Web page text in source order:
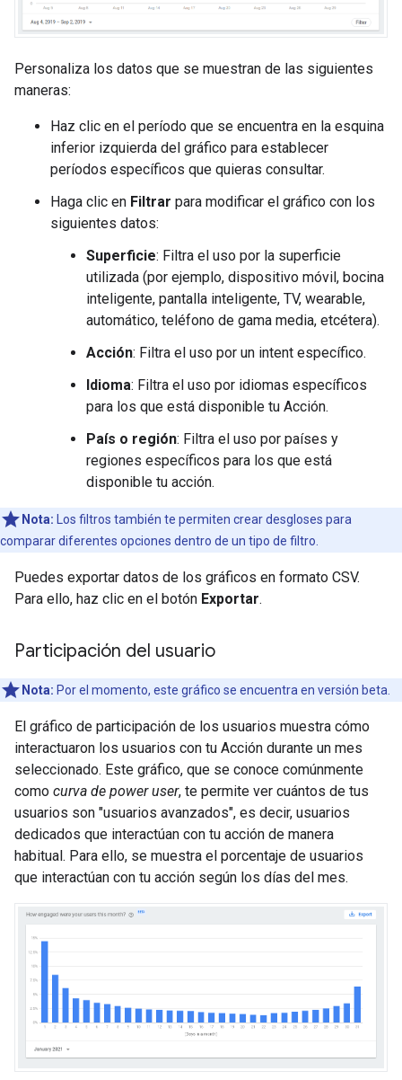
Personaliza los datos que se muestran de las siguientes
maneras:
Haz clic en el período que se encuentra en la esquina
inferior izquierda del gráfico para establecer
períodos específicos que quieras consultar.
Haga clic en Filtrar para modificar el gráfico con los
siguientes datos:
Superficie: Filtra el uso por la superficie
utilizada (por ejemplo, dispositivo móvil, bocina
inteligente, pantalla inteligente, TV, wearable,
automático, teléfono de gama media, etcétera).
Acción: Filtra el uso por un intent específico.
Idioma: Filtra el uso por idiomas específicos
para los que está disponible tu Acción.
País o región: Filtra el uso por países y
regiones específicos para los que está
disponible tu acción.
Nota: Los filtros también te permiten crear desgloses para
comparar diferentes opciones dentro de un tipo de filtro.
Puedes exportar datos de los gráficos en formato CSV.
Para ello, haz clic en el botón Exportar.
Participación del usuario
Nota: Por el momento, este gráfico se encuentra en versión beta.
El gráfico de participación de los usuarios muestra cómo
interactuaron los usuarios con tu Acción durante un mes
seleccionado. Este gráfico, que se conoce comúnmente
como curva de power user, te permite ver cuántos de tus
usuarios son "usuarios avanzados", es decir, usuarios
dedicados que interactúan con tu acción de manera
habitual. Para ello, se muestra el porcentaje de usuarios
que interactúan con tu acción según los días del mes.